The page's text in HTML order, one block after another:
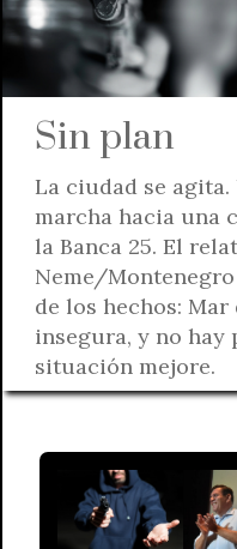
Sin plan
La ciudad se
marcha hacia una
la Banca 25. El
Neme/
de los hechos:
insegura, y no hay
situación mejore.